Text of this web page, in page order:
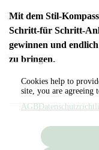
Mit dem Stil-
Schritt-für Schritt-
gewinnen und
zu bringen.
Cookies help to
site, you are agreeing
AGB